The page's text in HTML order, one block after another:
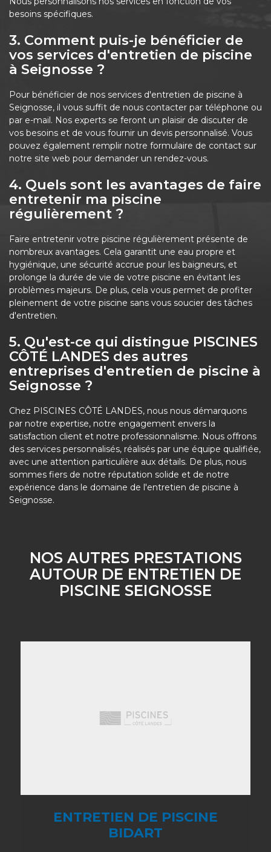
besoins spécifiques.
3. Comment puis-je bénéficier de
vos services d'entretien de piscine
à Seignosse ?
Pour bénéficier de nos services d'entretien de piscine à
Seignosse, il vous suffit de nous contacter par téléphone ou
par e-mail. Nos experts se feront un plaisir de discuter de
vos besoins et de vous fournir un devis personnalisé. Vous
pouvez également remplir notre formulaire de contact sur
notre site web pour demander un rendez-vous.
4. Quels sont les avantages de faire
entretenir ma piscine
régulièrement ?
Faire entretenir votre piscine régulièrement présente de
nombreux avantages. Cela garantit une eau propre et
hygiénique, une sécurité accrue pour les baigneurs, et
prolonge la durée de vie de votre piscine en évitant les
problèmes majeurs. De plus, cela vous permet de profiter
pleinement de votre piscine sans vous soucier des tâches
d'entretien.
5. Qu'est-ce qui distingue PISCINES
CÔTÉ LANDES des autres
entreprises d'entretien de piscine à
Seignosse ?
Chez PISCINES CÔTÉ LANDES, nous nous démarquons
par notre expertise, notre engagement envers la
satisfaction client et notre professionnalisme. Nous offrons
des services personnalisés, réalisés par une équipe qualifiée,
avec une attention particulière aux détails. De plus, nous
sommes fiers de notre réputation solide et de notre
expérience dans le domaine de l'entretien de piscine à
Seignosse.
NOS AUTRES PRESTATIONS
AUTOUR DE ENTRETIEN DE
PISCINE SEIGNOSSE
ENTRETIEN DE PISCINE
BIDART